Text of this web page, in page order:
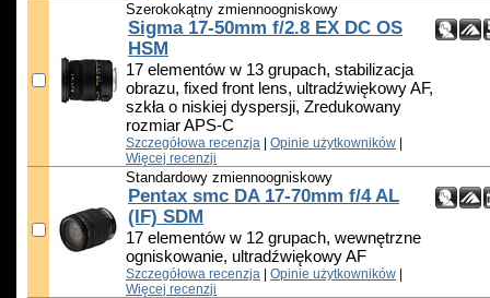
Szerokokątny zmiennoogniskowy
Sigma 17-50mm f/2.8 EX DC OS
HSM
17 elementów w 13 grupach, stabilizacja
obrazu, fixed front lens, ultradźwiękowy AF,
szkła o niskiej dyspersji, Zredukowany
rozmiar APS-C
Szczegółowa recenzja Opinie użytkowników
Więcej recenzji
Standardowy zmiennoogniskowy
Pentax smc DA 17-70mm f/4 AL
(IF) SDM
17 elementów w 12 grupach, wewnętrzne
ogniskowanie, ultradźwiękowy AF
Szczegółowa recenzja Opinie użytkowników
Więcej recenzji